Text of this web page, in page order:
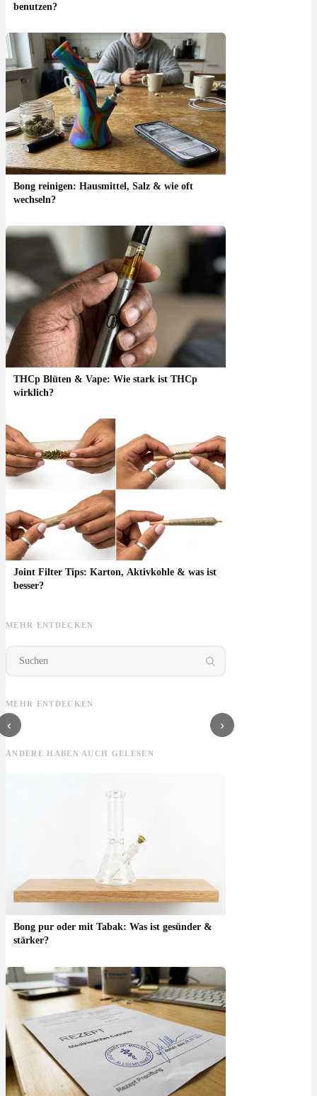
benutzen?
Bong reinigen: Hausmittel, Salz & wie oft
wechseln?
THCp Blüten & Vape: Wie stark ist THCp
wirklich?
Joint Filter Tips: Karton, Aktivkohle & was ist
besser?
MEHR ENTDECKEN
MEHR ENTDECKEN
‹ ›
ANDERE HABEN AUCH GELESEN
Bong pur oder mit Tabak: Was ist gesünder &
stärker?